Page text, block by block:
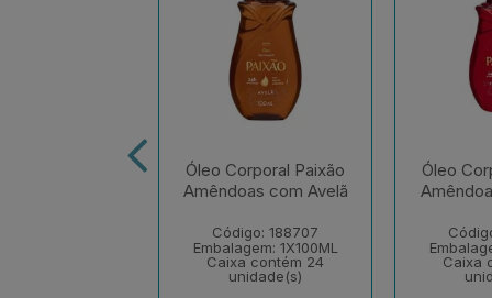
Óleo Corporal Paixão
Amêndoas com Avelã
Código: 188707
Embalagem: 1X100ML
Caixa contém 24
unidade(s)
Óleo
Caixa